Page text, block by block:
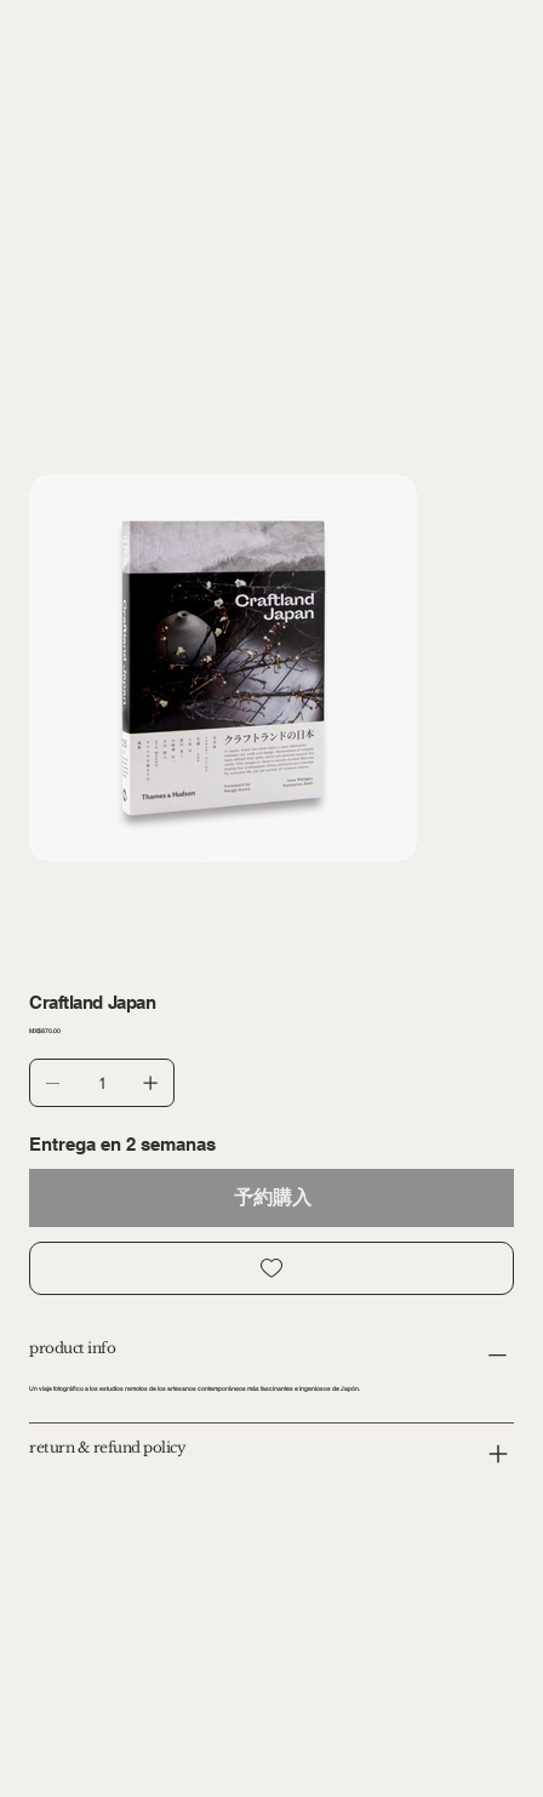
Craftland Japan
価
MX$870.00
Entrega en 2 semanas
予約購入
product info
Un viaje fotográfico a los estudios remotos de los artesanos contemporáneos más fascinantes e ingeniosos de Japón.
return & refund policy